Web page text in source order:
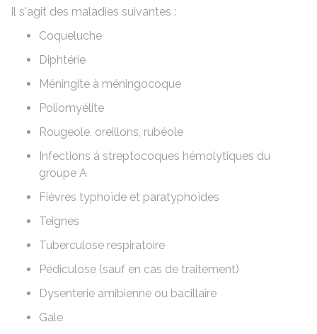
Il s'agit des maladies suivantes :
Coqueluche
Diphtérie
Méningite à méningocoque
Poliomyélite
Rougeole, oreillons, rubéole
Infections à streptocoques hémolytiques du
groupe A
Fièvres typhoïde et paratyphoïdes
Teignes
Tuberculose respiratoire
Pédiculose (sauf en cas de traitement)
Dysenterie amibienne ou bacillaire
Gale